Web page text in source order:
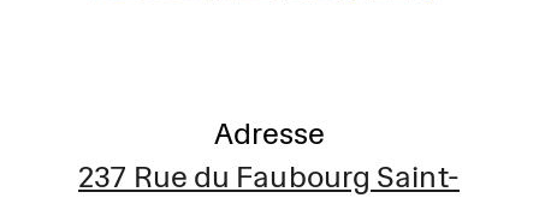
Adresse
237 Rue du Faubourg Saint-